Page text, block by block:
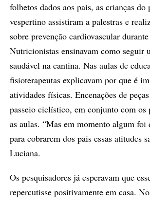
folhetos dados aos pais, as crianças do
vespertino assistiram a palestras e
sobre prevenção cardiovascular
Nutricionistas ensinavam como seguir
saudável na cantina. Nas aulas de
fisioterapeutas explicavam por que é
atividades físicas. Encenações de
passeio ciclístico, em conjunto com os
as aulas. “Mas em momento algum foi
para cobrarem dos pais essas atitudes
Luciana.
Os pesquisadores já esperavam que
repercutisse positivamente em casa.